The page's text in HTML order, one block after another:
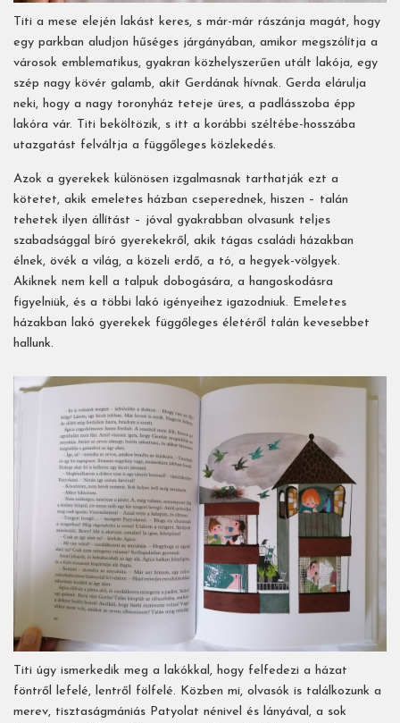
Titi a mese elején lakást keres, s már-már rászánja magát, hogy
egy parkban aludjon hűséges járgányában, amikor megszólítja a
városok emblematikus, gyakran közhelyszerűen utált lakója, egy
szép nagy kövér galamb, akit Gerdának hívnak. Gerda elárulja
neki, hogy a nagy toronyház teteje üres, a padlásszoba épp
lakóra vár. Titi beköltözik, s itt a korábbi széltébe-hosszába
utazgatást felváltja a függőleges közlekedés.
Azok a gyerekek különösen izgalmasnak tarthatják ezt a
kötetet, akik emeletes házban cseperednek, hiszen – talán
tehetek ilyen állítást – jóval gyakrabban olvasunk teljes
szabadsággal bíró gyerekekről, akik tágas családi házakban
élnek, övék a világ, a közeli erdő, a tó, a hegyek-völgyek.
Akiknek nem kell a talpuk dobogására, a hangoskodásra
figyelniük, és a többi lakó igényeihez igazodniuk. Emeletes
házakban lakó gyerekek függőleges életéről talán kevesebbet
hallunk.
Titi úgy ismerkedik meg a lakókkal, hogy felfedezi a házat
föntről lefelé, lentről fölfelé. Közben mi, olvasók is találkozunk a
merev, tisztaságmániás Patyolat nénivel és lányával, a sok